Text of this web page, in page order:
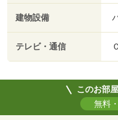
建物設備
テレビ・通信
このお部
無料